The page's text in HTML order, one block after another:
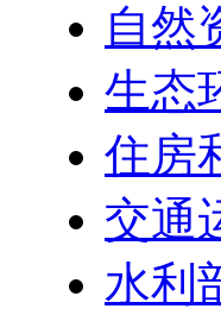
自然
生态
住房
交通
水利